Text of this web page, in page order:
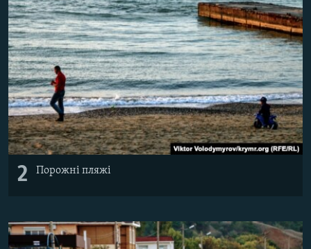
2 Порожні пляжі